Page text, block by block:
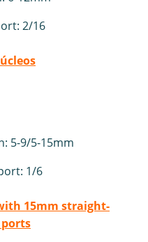
2/16
5-9/5-15mm
1/6
15mm straight-